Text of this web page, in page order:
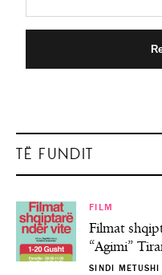
TË FUNDIT
FILM
Filmat
“Agimi”
SINDI METUSHI